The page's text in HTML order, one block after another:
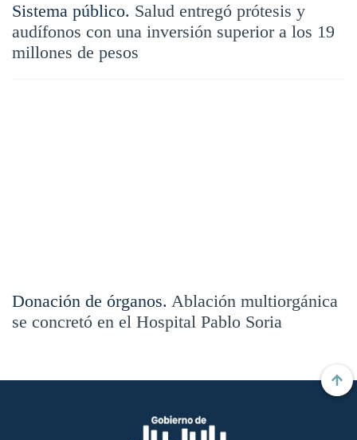
Sistema público. Salud entregó prótesis y
audífonos con una inversión superior a los 19
millones de pesos
Donación de órganos. Ablación multiorgánica
se concretó en el Hospital Pablo Soria